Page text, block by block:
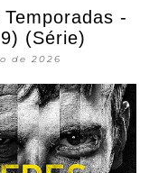
-
(Série)
de 2026